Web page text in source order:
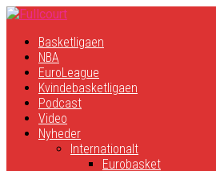
Basketligaen
NBA
EuroLeague
Kvindebasketligaen
Podcast
Video
Nyheder
Internationalt
Eurobasket